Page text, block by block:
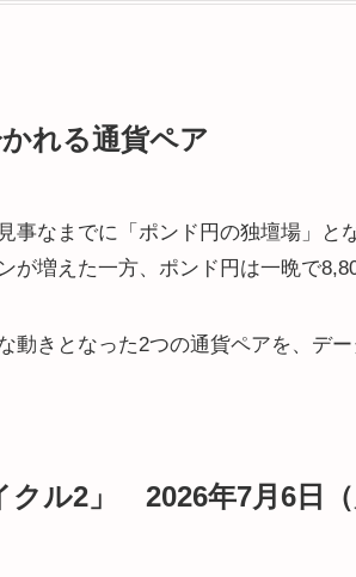
れる通貨ペア
事なまでに「ポンド円の独壇場」と
が増えた一方、ポンド円は一晩で
動きとなった2つの通貨ペアを、デ
クル2」 2026年7月6日